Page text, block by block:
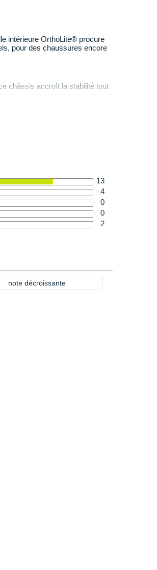
intérieure OrthoLite® procure
pour des chaussures encore
châssis accroît la stabilité tout
13
4
0
0
2
note décroissante